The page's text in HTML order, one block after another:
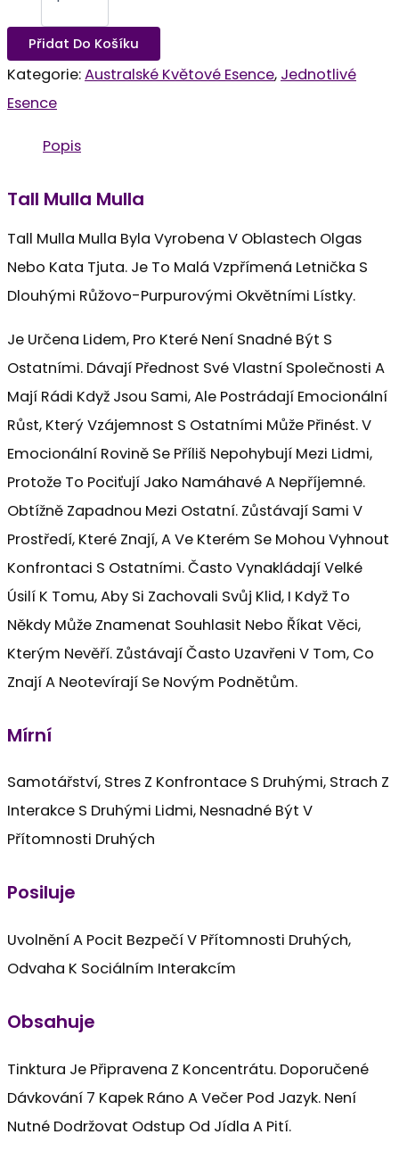
Přidat Do Košíku
Kategorie:Australské Květové Esence, Jednotlivé
Esence
Popis
Tall Mulla Mulla
Tall Mulla Mulla Byla Vyrobena V Oblastech Olgas
Nebo Kata Tjuta. Je To Malá Vzpřímená Letnička S
Dlouhými Růžovo-Purpurovými Okvětními Lístky.
Je Určena Lidem, Pro Které Není Snadné Být S
Ostatními. Dávají Přednost Své Vlastní Společnosti A
Mají Rádi Když Jsou Sami, Ale Postrádají Emocionální
Růst, Který Vzájemnost S Ostatními Může Přinést. V
Emocionální Rovině Se Příliš Nepohybují Mezi Lidmi,
Protože To Pociťují Jako Namáhavé A Nepříjemné.
Obtížně Zapadnou Mezi Ostatní. Zůstávají Sami V
Prostředí, Které Znají, A Ve Kterém Se Mohou Vyhnout
Konfrontaci S Ostatními. Často Vynakládají Velké
Úsilí K Tomu, Aby Si Zachovali Svůj Klid, I Když To
Někdy Může Znamenat Souhlasit Nebo Říkat Věci,
Kterým Nevěří. Zůstávají Často Uzavřeni V Tom, Co
Znají A Neotevírají Se Novým Podnětům.
Mírní
Samotářství, Stres Z Konfrontace S Druhými, Strach Z
Interakce S Druhými Lidmi, Nesnadné Být V
Přítomnosti Druhých
Posiluje
Uvolnění A Pocit Bezpečí V Přítomnosti Druhých,
Odvaha K Sociálním Interakcím
Obsahuje
Tinktura Je Připravena Z Koncentrátu. Doporučené
Dávkování 7 Kapek Ráno A Večer Pod Jazyk. Není
Nutné Dodržovat Odstup Od Jídla A Pití.